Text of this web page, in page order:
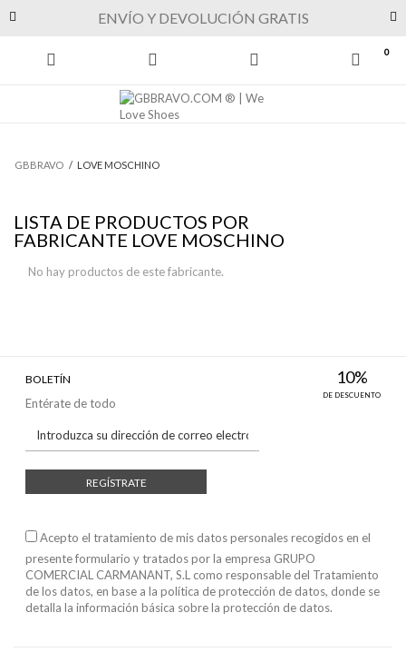
ENVÍO Y DEVOLUCIÓN GRATIS Next
0
GBBRAVO / LOVE MOSCHINO
LISTA DE PRODUCTOS POR
FABRICANTE LOVE MOSCHINO
No hay productos de este fabricante.
10%
DE DESCUENTO
BOLETÍN
Entérate de todo
REGÍSTRATE
Acepto el tratamiento de mis datos personales recogidos en el
presente formulario y tratados por la empresa GRUPO
COMERCIAL CARMANANT, S.L como responsable del Tratamiento
de los datos, en base a la política de protección de datos, donde se
detalla la información básica sobre la protección de datos.